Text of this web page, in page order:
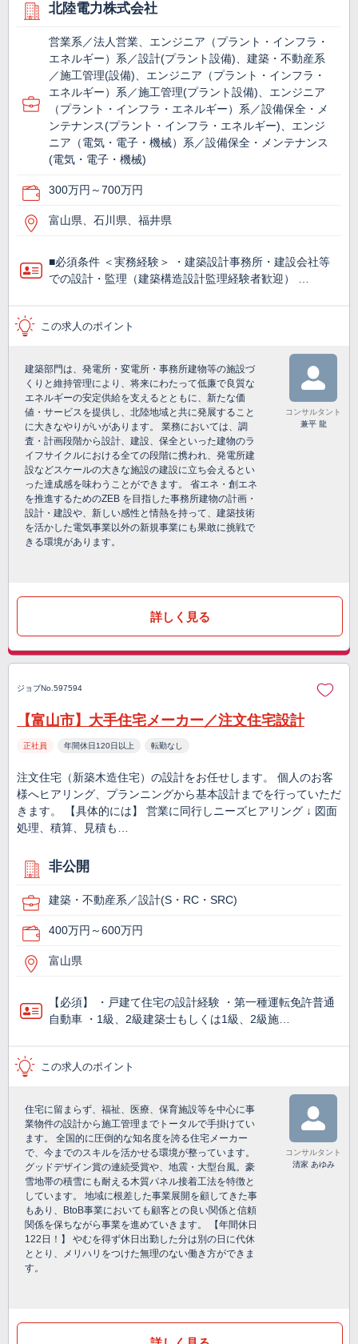
北陸電力株式会社
営業系／法人営業、エンジニア（プラント・インフラ・
エネルギー）系／設計(プラント設備)、建築・不動産系
／施工管理(設備)、エンジニア（プラント・インフラ・
エネルギー）系／施工管理(プラント設備)、エンジニア
（プラント・インフラ・エネルギー）系／設備保全・メ
ンテナンス(プラント・インフラ・エネルギー)、エンジ
ニア（電気・電子・機械）系／設備保全・メンテナンス
(電気・電子・機械)
300万円～700万円
富山県、石川県、福井県
■必須条件 ＜実務経験＞ ・建築設計事務所・建設会社等
での設計・監理（建築構造設計監理経験者歓迎） …
この求人のポイント
建築部門は、発電所・変電所・事務所建物等の施設づ
くりと維持管理により、将来にわたって低廉で良質な
エネルギーの安定供給を支えるとともに、新たな価
値・サービスを提供し、北陸地域と共に発展すること
に大きなやりがいがあります。 業務においては、調
査・計画段階から設計、建設、保全といった建物のラ
イフサイクルにおける全ての段階に携われ、発電所建
設などスケールの大きな施設の建設に立ち会えるとい
った達成感を味わうことができます。 省エネ・創エネ
を推進するためのZEB を目指した事務所建物の計画・
設計・建設や、新しい感性と情熱を持って、建築技術
を活かした電気事業以外の新規事業にも果敢に挑戦で
きる環境があります。
コンサルタント
兼平 龍
詳しく見る
ジョブNo.597594
【富山市】大手住宅メーカー／注文住宅設計
正社員 年間休日120日以上 転勤なし
注文住宅（新築木造住宅）の設計をお任せします。 個人のお客
様へヒアリング、プランニングから基本設計までを行っていただ
きます。 【具体的には】 営業に同行しニーズヒアリング ↓ 図面
処理、積算、見積も…
非公開
建築・不動産系／設計(S・RC・SRC)
400万円～600万円
富山県
【必須】 ・戸建て住宅の設計経験 ・第一種運転免許普通
自動車 ・1級、2級建築士もしくは1級、2級施…
この求人のポイント
住宅に留まらず、福祉、医療、保育施設等を中心に事
業物件の設計から施工管理までトータルで手掛けてい
ます。 全国的に圧倒的な知名度を誇る住宅メーカー
で、今までのスキルを活かせる環境が整っています。
グッドデザイン賞の連続受賞や、地震・大型台風。豪
雪地帯の積雪にも耐える木質パネル接着工法を特徴と
しています。 地域に根差した事業展開を顧してきた事
もあり、BtoB事業においても顧客との良い関係と信頼
関係を保ちながら事業を進めていきます。 【年間休日
122日！】 やむを得ず休日出勤した分は別の日に代休
ととり、メリハリをつけた無理のない働き方ができま
す。
コンサルタント
清家 あゆみ